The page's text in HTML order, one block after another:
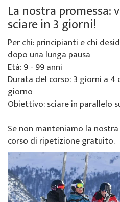
La nostra promessa:
sciare in 3 giorni!
Per chi: principianti e chi
dopo una lunga pausa
Età: 9 - 99 anni
Durata del corso: 3 giorni a
giorno
Obiettivo: sciare in parallelo
Se non manteniamo la
corso di ripetizione gratuito.